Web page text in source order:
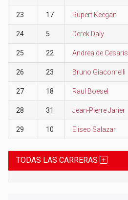
23 17 Rupert Keegan
24 5 Derek Daly
25 22 Andrea de Cesaris
26 23 Bruno Giacomelli
27 18 Raul Boesel
28 31 Jean-Pierre Jarier
29 10 Eliseo Salazar
TODAS LAS CARRERAS